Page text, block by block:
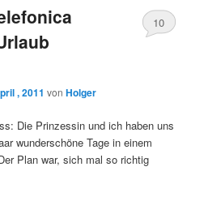
, 2011 vonHolger
10
Die Prinzessin und ich haben uns
wunderschöne Tage in einem
Plan war, sich mal so richtig